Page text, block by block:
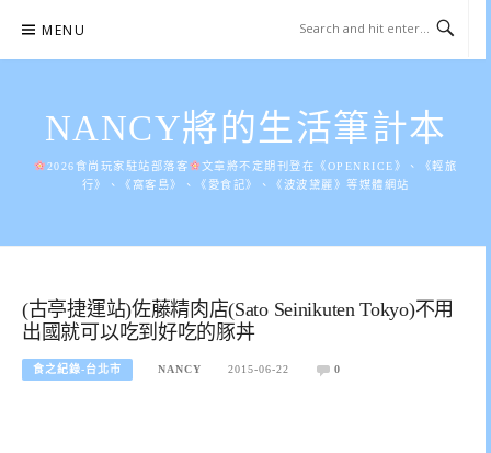
content
MENU
NANCY將的生活筆計本
2026食尚玩家駐站部落客
文章將不定期刊登在《OPENRICE》、《輕旅
行》、《窩客島》、《愛食記》、《波波黛麗》等媒體網站
(古亭捷運站)佐藤精肉店(Sato Seinikuten Tokyo)不用
出國就可以吃到好吃的豚丼
食之紀錄-台北市 NANCY 2015-06-22 0